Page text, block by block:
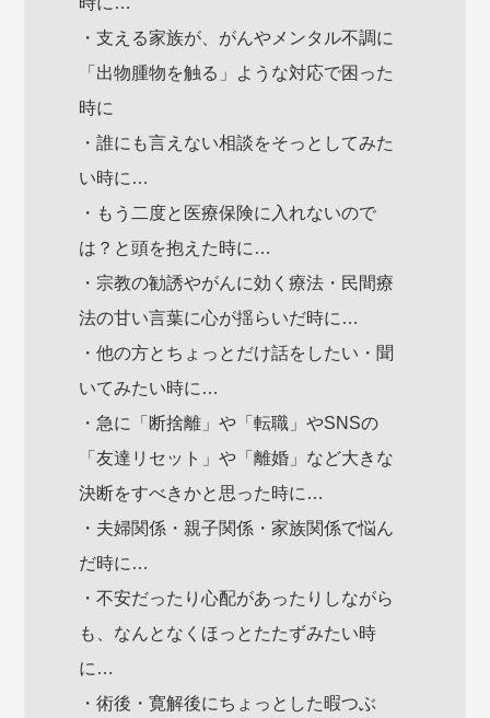
・支える家族が、がんやメンタル不調に
「出物腫物を触る」ような対応で困った
時に
・誰にも言えない相談をそっとしてみた
い時に…
・もう二度と医療保険に入れないので
は？と頭を抱えた時に…
・宗教の勧誘やがんに効く療法・民間療
法の甘い言葉に心が揺らいだ時に…
・他の方とちょっとだけ話をしたい・聞
いてみたい時に…
・急に「断捨離」や「転職」やSNSの
「友達リセット」や「離婚」など大きな
決断をすべきかと思った時に…
・夫婦関係・親子関係・家族関係で悩ん
だ時に…
・不安だったり心配があったりしながら
も、なんとなくほっとたたずみたい時
に…
・術後・寛解後にちょっとした暇つぶ